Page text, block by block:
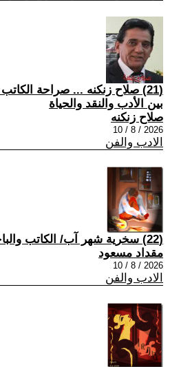
(21) صلاح زنكنه ... صراحة
بين الأدب والنقد والحياة
صلاح زنكنه
2026 / 8 / 10
الادب والفن
(22) سخرية شهر آب/ الكاتب والباحث نبيل الربيعي
مقداد مسعود
2026 / 8 / 10
الادب والفن